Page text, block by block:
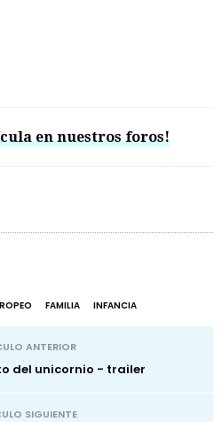
en nuestros foros!
FAMILIA INFANCIA
ANTERIOR
del unicornio - trailer
SIGUIENTE